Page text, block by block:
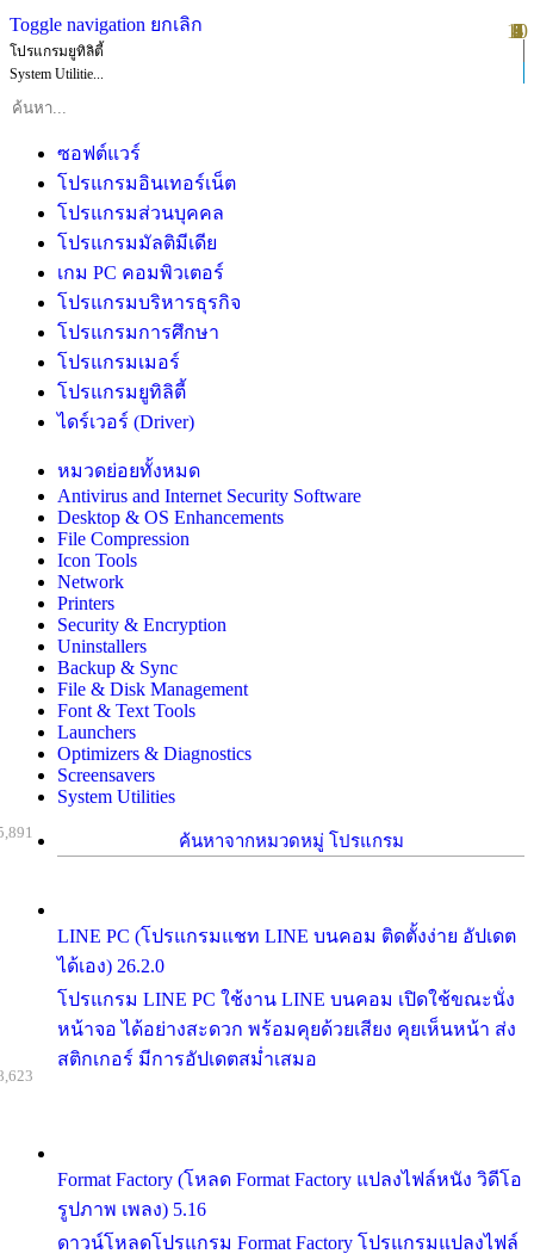
Toggle navigation ยกเลิก
โปรแกรมยูทิลิตี้
System Utilitie...
ซอฟต์แวร์
โปรแกรมอินเทอร์เน็ต
โปรแกรมส่วนบุคคล
โปรแกรมมัลติมีเดีย
เกม PC คอมพิวเตอร์
โปรแกรมบริหารธุรกิจ
โปรแกรมการศึกษา
โปรแกรมเมอร์
โปรแกรมยูทิลิตี้
ไดร์เวอร์ (Driver)
หมวดย่อยทั้งหมด
Antivirus and Internet Security Software
Desktop & OS Enhancements
File Compression
Icon Tools
Network
Printers
Security & Encryption
Uninstallers
Backup & Sync
File & Disk Management
Font & Text Tools
Launchers
Optimizers & Diagnostics
Screensavers
System Utilities
ค้นหาจากหมวดหมู่ โปรแกรม
LINE PC (โปรแกรมแชท LINE บนคอม ติดตั้งง่าย อัปเดต
ได้เอง) 26.2.0
โปรแกรม LINE PC ใช้งาน LINE บนคอม เปิดใช้ขณะนั่ง
หน้าจอ ได้อย่างสะดวก พร้อมคุยด้วยเสียง คุยเห็นหน้า ส่ง
สติกเกอร์ มีการอัปเดตสม่ำเสมอ
Format Factory (โหลด Format Factory แปลงไฟล์หนัง วิดีโอ
รูปภาพ เพลง) 5.16
ดาวน์โหลดโปรแกรม Format Factory โปรแกรมแปลงไฟล์
1
2
3
4
5
6
7
8
9
10